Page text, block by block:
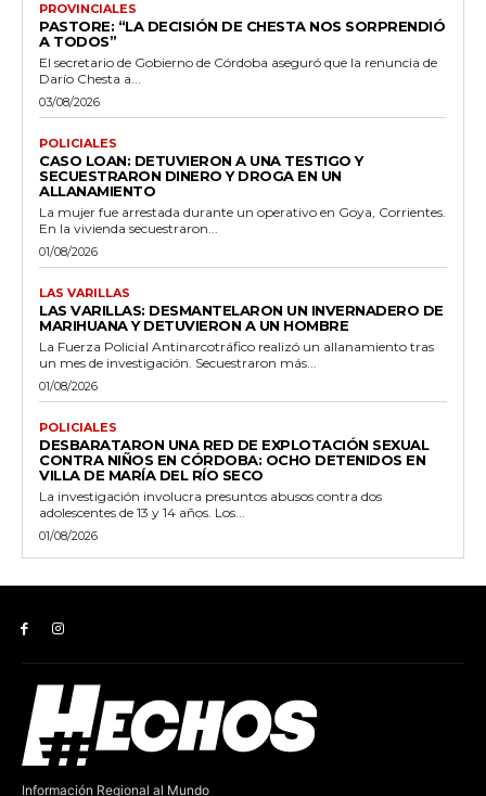
PROVINCIALES
PASTORE: “LA DECISIÓN DE CHESTA NOS SORPRENDIÓ
A TODOS”
El secretario de Gobierno de Córdoba aseguró que la renuncia de
Darío Chesta a...
03/08/2026
POLICIALES
CASO LOAN: DETUVIERON A UNA TESTIGO Y
SECUESTRARON DINERO Y DROGA EN UN
ALLANAMIENTO
La mujer fue arrestada durante un operativo en Goya, Corrientes.
En la vivienda secuestraron...
01/08/2026
LAS VARILLAS
LAS VARILLAS: DESMANTELARON UN INVERNADERO DE
MARIHUANA Y DETUVIERON A UN HOMBRE
La Fuerza Policial Antinarcotráfico realizó un allanamiento tras
un mes de investigación. Secuestraron más...
01/08/2026
POLICIALES
DESBARATARON UNA RED DE EXPLOTACIÓN SEXUAL
CONTRA NIÑOS EN CÓRDOBA: OCHO DETENIDOS EN
VILLA DE MARÍA DEL RÍO SECO
La investigación involucra presuntos abusos contra dos
adolescentes de 13 y 14 años. Los...
01/08/2026
Información Regional al Mundo